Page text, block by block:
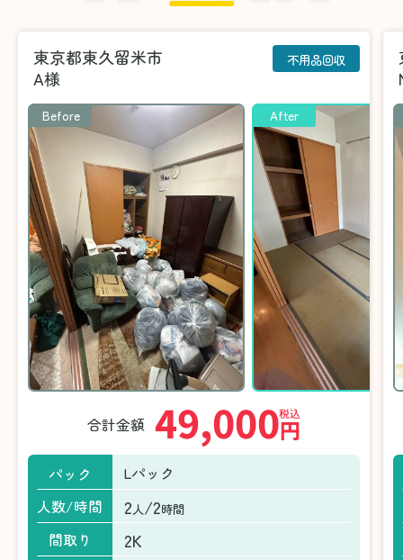
東京都東久留米市
A様
不用品回収
Before After
合計金額 49,000円
税込
パック
Lパック
人数/時間
2人/2時間
間取り 2K